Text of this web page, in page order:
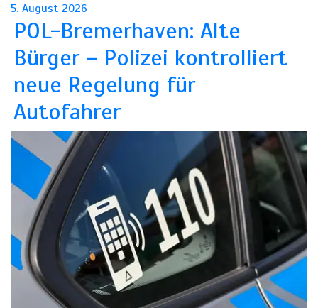
5. August 2026
POL-Bremerhaven: Alte
Bürger – Polizei kontrolliert
neue Regelung für
Autofahrer